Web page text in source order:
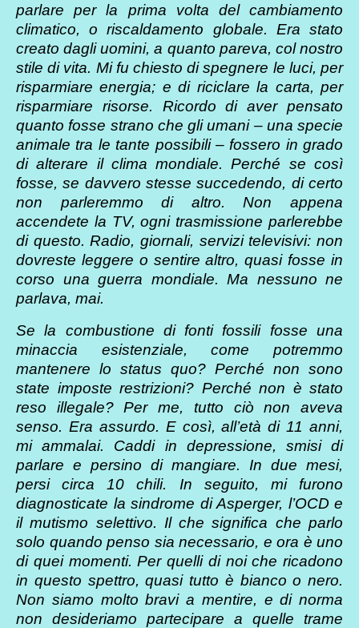
parlare per la prima volta del cambiamento
climatico, o riscaldamento globale. Era stato
creato dagli uomini, a quanto pareva, col nostro
stile di vita. Mi fu chiesto di spegnere le luci, per
risparmiare energia; e di riciclare la carta, per
risparmiare risorse. Ricordo di aver pensato
quanto fosse strano che gli umani – una specie
animale tra le tante possibili – fossero in grado
di alterare il clima mondiale. Perché se così
fosse, se davvero stesse succedendo, di certo
non parleremmo di altro. Non appena
accendete la TV, ogni trasmissione parlerebbe
di questo. Radio, giornali, servizi televisivi: non
dovreste leggere o sentire altro, quasi fosse in
corso una guerra mondiale. Ma nessuno ne
parlava, mai.
Se la combustione di fonti fossili fosse una
minaccia esistenziale, come potremmo
mantenere lo status quo? Perché non sono
state imposte restrizioni? Perché non è stato
reso illegale? Per me, tutto ciò non aveva
senso. Era assurdo. E così, all’età di 11 anni,
mi ammalai. Caddi in depressione, smisi di
parlare e persino di mangiare. In due mesi,
persi circa 10 chili. In seguito, mi furono
diagnosticate la sindrome di Asperger, l’OCD e
il mutismo selettivo. Il che significa che parlo
solo quando penso sia necessario, e ora è uno
di quei momenti. Per quelli di noi che ricadono
in questo spettro, quasi tutto è bianco o nero.
Non siamo molto bravi a mentire, e di norma
non desideriamo partecipare a quelle trame